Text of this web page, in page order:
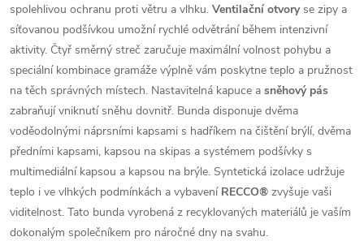
spolehlivou ochranu proti větru a vlhku. Ventilační otvoryse zipy a
síťovanou podšívkou umožní rychlé odvětrání během intenzivní
aktivity. Čtyř směrný streč zaručuje maximální volnost pohybu a
speciální kombinace gramáže výplně vám poskytne teplo a pružnost
na těch správných místech. Nastavitelná kapuce a sněhový pás
zabraňují vniknutí sněhu dovnitř. Bunda disponuje dvěma
voděodolnými náprsními kapsami s hadříkem na čištění brýlí, dvěma
předními kapsami, kapsou na skipas a systémem podšívky s
multimediální kapsou a kapsou na brýle. Syntetická izolace udržuje
teplo i ve vlhkých podmínkách a vybavení RECCO® zvyšuje vaši
viditelnost. Tato bunda vyrobená z recyklovaných materiálů je vaším
dokonalým společníkem pro náročné dny na svahu.